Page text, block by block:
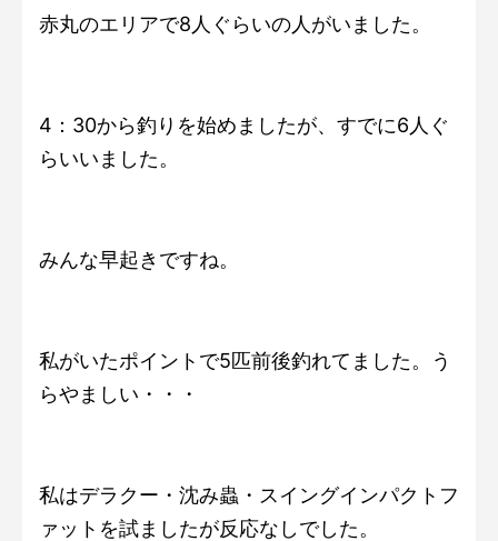
赤丸のエリアで8人ぐらいの人がいました。
4：30から釣りを始めましたが、すでに6人ぐ
らいいました。
みんな早起きですね。
私がいたポイントで5匹前後釣れてました。う
らやましい・・・
私はデラクー・沈み蟲・スイングインパクトフ
ァットを試ましたが反応なしでした。